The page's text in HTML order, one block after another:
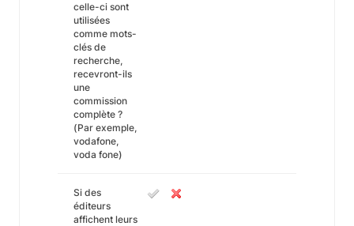
celle-ci sont
utilisées
comme mots-
clés de
recherche,
recevront-ils
une
commission
complète ?
(Par exemple,
vodafone,
voda fone)
Si des
éditeurs
affichent leurs